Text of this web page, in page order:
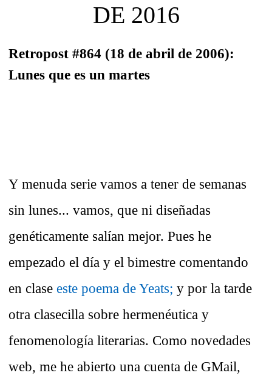
DE 2016
Retropost #864 (18 de abril de 2006):
Lunes que es un martes
Y menuda serie vamos a tener de semanas
sin lunes... vamos, que ni diseñadas
genéticamente salían mejor. Pues he
empezado el día y el bimestre comentando
en clase este poema de Yeats; y por la tarde
otra clasecilla sobre hermenéutica y
fenomenología literarias. Como novedades
web, me he abierto una cuenta de GMail,